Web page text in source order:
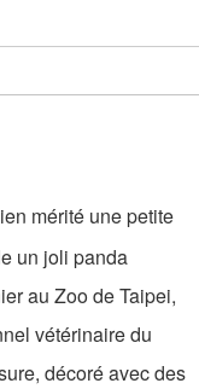
mérité une petite
un joli panda
au Zoo de Taipei,
vétérinaire du
décoré avec des